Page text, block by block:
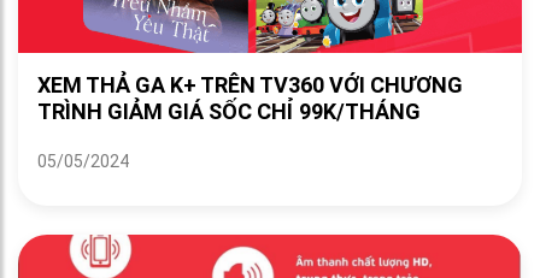
XEM THẢ GA K+ TRÊN TV360 VỚI CHƯƠNG
TRÌNH GIẢM GIÁ SỐC CHỈ 99K/THÁNG
05/05/2024